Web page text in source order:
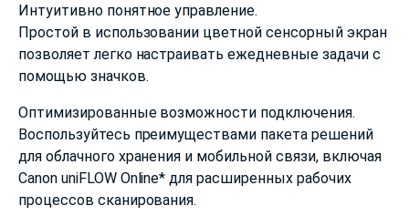
Интуитивно понятное управление.
Простой в использовании цветной сенсорный экран
позволяет легко настраивать ежедневные задачи с
помощью значков.
Оптимизированные возможности подключения.
Воспользуйтесь преимуществами пакета решений
для облачного хранения и мобильной связи, включая
Canon uniFLOW Online* для расширенных рабочих
процессов сканирования.